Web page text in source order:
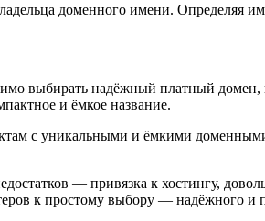
доменного имени. Определяя
выбирать надёжный платный
и ёмкое название.
с уникальными и ёмкими
— привязка к хостингу,
к простому выбору — надёжного